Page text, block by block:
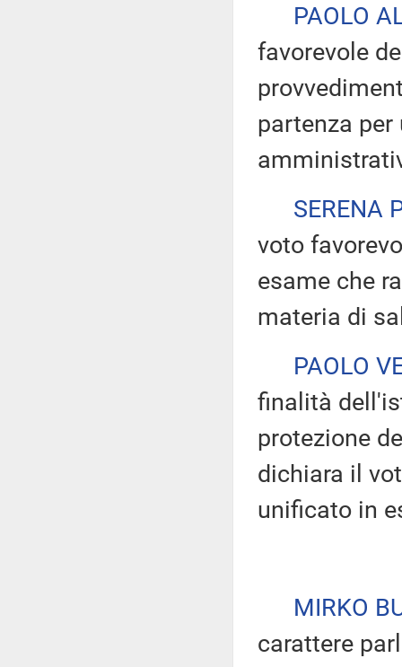
PAOLO
favorevole
partenza
SERENA
voto
esame che
materia di
PAOLO
finalità
protezione
dichiara il
unificato in
MIRKO
carattere